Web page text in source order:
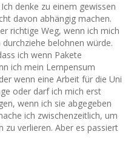
denke zu einem gewissen
davon abhängig machen.
richtige Weg, wenn ich mich
belohnen würde.
ich wenn Pakete
ich mein Lernpensum
wenn eine Arbeit für die Uni
oder darf ich mich erst
wenn ich sie abgegeben
ich zwischenzeitlich, um
zu verlieren. Aber es passiert